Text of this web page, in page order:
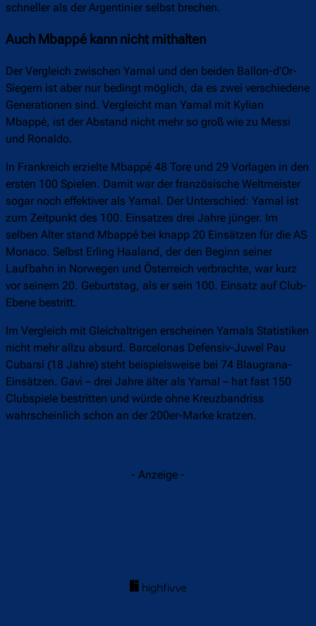
schneller als der Argentinier selbst brechen.
Auch Mbappé kann nicht mithalten
Der Vergleich zwischen Yamal und den beiden Ballon-d’Or-
Siegern ist aber nur bedingt möglich, da es zwei verschiedene
Generationen sind. Vergleicht man Yamal mit Kylian
Mbappé, ist der Abstand nicht mehr so groß wie zu Messi
und Ronaldo.
In Frankreich erzielte Mbappé 48 Tore und 29 Vorlagen in den
ersten 100 Spielen. Damit war der französische Weltmeister
sogar noch effektiver als Yamal. Der Unterschied: Yamal ist
zum Zeitpunkt des 100. Einsatzes drei Jahre jünger. Im
selben Alter stand Mbappé bei knapp 20 Einsätzen für die AS
Monaco. Selbst Erling Haaland, der den Beginn seiner
Laufbahn in Norwegen und Österreich verbrachte, war kurz
vor seinem 20. Geburtstag, als er sein 100. Einsatz auf Club-
Ebene bestritt.
Im Vergleich mit Gleichaltrigen erscheinen Yamals Statistiken
nicht mehr allzu absurd. Barcelonas Defensiv-Juwel Pau
Cubarsí (18 Jahre) steht beispielsweise bei 74 Blaugrana-
Einsätzen. Gavi – drei Jahre älter als Yamal – hat fast 150
Clubspiele bestritten und würde ohne Kreuzbandriss
wahrscheinlich schon an der 200er-Marke kratzen.
- Anzeige -